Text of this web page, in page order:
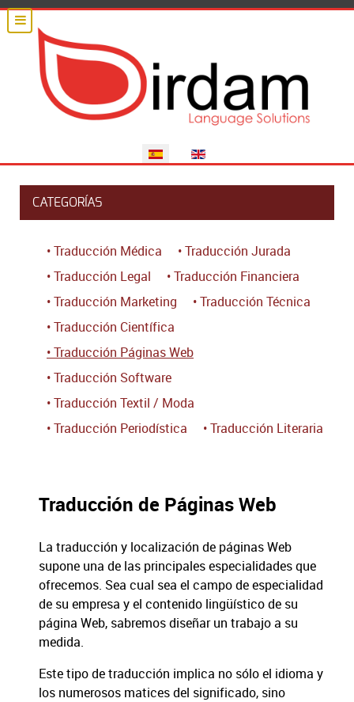
CATEGORÍAS
• Traducción Médica
• Traducción Jurada
• Traducción Legal
• Traducción Financiera
• Traducción Marketing
• Traducción Técnica
• Traducción Científica
• Traducción Páginas Web
• Traducción Software
• Traducción Textil / Moda
• Traducción Periodística
• Traducción Literaria
Traducción de Páginas Web
La traducción y localización de páginas Web
supone una de las principales especialidades que
ofrecemos. Sea cual sea el campo de especialidad
de su empresa y el contenido lingüístico de su
página Web, sabremos diseñar un trabajo a su
medida.
Este tipo de traducción implica no sólo el idioma y
los numerosos matices del significado, sino